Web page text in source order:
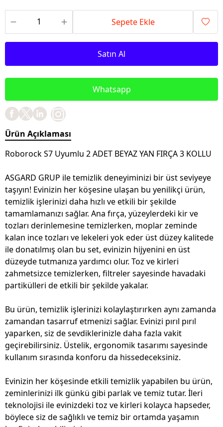
Sepete Ekle
Satın Al
Whatsapp
Ürün Açıklaması
Roborock S7 Uyumlu 2 ADET BEYAZ YAN FIRÇA 3 KOLLU
ASGARD GRUP ile temizlik deneyiminizi bir üst seviyeye
taşıyın! Evinizin her köşesine ulaşan bu yenilikçi ürün,
temizlik işlerinizi daha hızlı ve etkili bir şekilde
tamamlamanızı sağlar. Ana fırça, yüzeylerdeki kir ve
tozları derinlemesine temizlerken, moplar zeminde
kalan ince tozları ve lekeleri yok eder üst düzey kalitede
ile donatılmış olan bu set, evinizin hijyenini en üst
düzeyde tutmanıza yardımcı olur. Toz ve kirleri
zahmetsizce temizlerken, filtreler sayesinde havadaki
partikülleri de etkili bir şekilde yakalar.
Bu ürün, temizlik işlerinizi kolaylaştırırken aynı zamanda
zamandan tasarruf etmenizi sağlar. Evinizi pırıl pırıl
yaparken, siz de sevdiklerinizle daha fazla vakit
geçirebilirsiniz. Üstelik, ergonomik tasarımı sayesinde
kullanım sırasında konforu da hissedeceksiniz.
Evinizin her köşesinde etkili temizlik yapabilen bu ürün,
zeminlerinizi ilk günkü gibi parlak ve temiz tutar. İleri
teknolojisi ile evinizdeki toz ve kirleri kolayca hapseder,
böylece siz de sağlıklı ve temiz bir ortamda yaşamın